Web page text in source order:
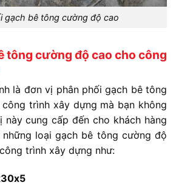
gạch bê tông cường độ cao
tông cường độ cao cho công
là đơn vị phân phối gạch bê tông
trình xây dựng mà bạn không
này cung cấp đến cho khách hàng
loại gạch bê tông cường độ
trình xây dựng như: